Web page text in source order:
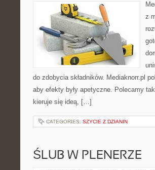
z
do zdobycia składników. Mediaknorr.pl
aby efekty były apetyczne. Polecamy
kieruje się ideą, […]
CATEGORIES: SZYCIE Z DZIANIN
ŚLUB W PLENERZE